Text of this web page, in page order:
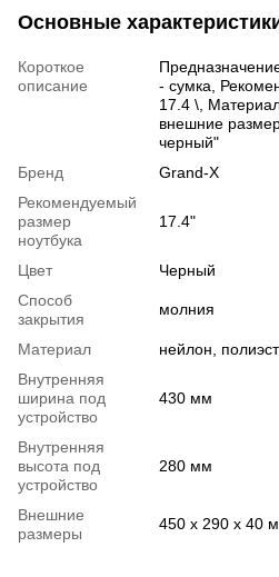
Основные
Короткое
описание
- сумка,
17.4 \,
внешние
черный"
Бренд
Grand-X
Рекомендуемый
размер
ноутбука
17.4"
Цвет
Черный
Способ
закрытия
молния
Материал
нейлон,
Внутренняя
ширина под
устройство
430 мм
Внутренняя
высота под
устройство
280 мм
Внешние
размеры
450 x 290 x 40